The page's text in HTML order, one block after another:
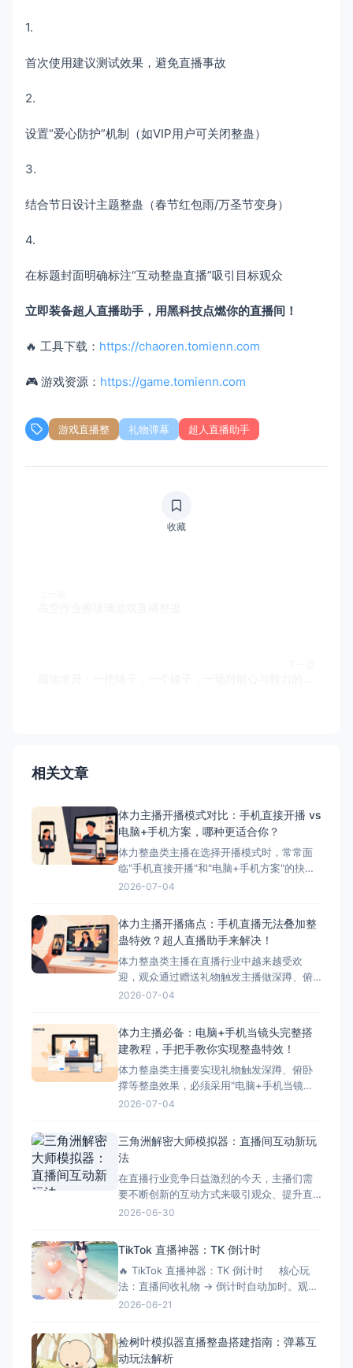
1.
首次使用建议测试效果，避免直播事故
2.
设置“爱心防护”机制（如VIP用户可关闭整蛊）
3.
结合节日设计主题整蛊（春节红包雨/万圣节变身）
4.
在标题封面明确标注“互动整蛊直播”吸引目标观众
立即装备超人直播助手，用黑科技点燃你的直播间！​
🔥 工具下载： https://chaoren.tomienn.com
🎮 游戏资源： https://game.tomienn.com
游戏直播整 礼物弹幕 超人直播助手
收藏
相关文章
体力主播开播模式对比：手机直接开播 vs
电脑+手机方案，哪种更适合你？
体力整蛊类主播在选择开播模式时，常常面
临"手机直接开播"和"电脑+手机方案"的抉
择。本文将详细对比这两种模式的优缺点，
播模式简介 ### 模式一：手机直接开播 这
是最简单、最常用的开播方式，主播直接使
2026-07-04
体力主播开播痛点：手机直播无法叠加整
蛊特效？超人直播助手来解决！
体力整蛊类主播在直播行业中越来越受欢
迎，观众通过赠送礼物触发主播做深蹲、俯
卧撑等体力动作，互动性极强。然而，这类
析这一痛点，并为您提供完美解决方案——
超人直播助手。 &nbsp; ## 体力主播面临的
核心痛点 &nbs
2026-07-04
体力主播必备：电脑+手机当镜头完整搭
建教程，手把手教你实现整蛊特效！
体力整蛊类主播要实现礼物触发深蹲、俯卧
撑等整蛊效果，必须采用"电脑+手机当镜
头"的组合方案。本文将手把手教您完成整个
系统，配置建议：Intel i5以上处理器、8GB
2026-07-04
三角洲解密大师模拟器：直播间互动新玩
法
在直播行业竞争日益激烈的今天，主播们需
要不断创新的互动方式来吸引观众、提升直
播间氛围。三角洲解密大师模拟器作为一款
能够增加直播的趣味性，还能有效延长观众
停留时间，提升直播间的活跃度和收益。 什
么是三角洲解密大师模拟器？
2026-06-30
TikTok 直播神器：TK 倒计时
🔥 TikTok 直播神器：TK 倒计时 核心玩
法：直播间收礼物 → 倒计时自动加时。观众
刷得越猛，直播/挑战时间越长！完美适配
TikTok 直
2026-06-21
捡树叶模拟器直播整蛊搭建指南：弹幕互
动玩法解析